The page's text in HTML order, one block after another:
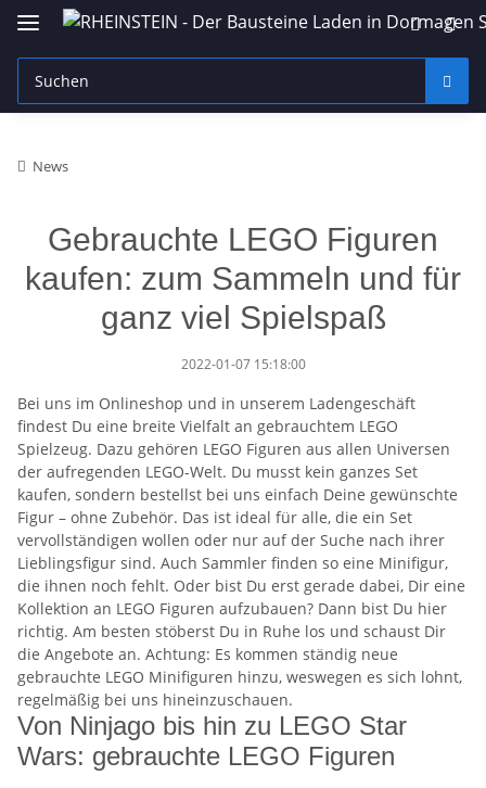
News
Gebrauchte LEGO Figuren
kaufen: zum Sammeln und für
ganz viel Spielspaß
2022-01-07 15:18:00
Bei uns im Onlineshop und in unserem Ladengeschäft
findest Du eine breite Vielfalt an gebrauchtem LEGO
Spielzeug. Dazu gehören LEGO Figuren aus allen Universen
der aufregenden LEGO-Welt. Du musst kein ganzes Set
kaufen, sondern bestellst bei uns einfach Deine gewünschte
Figur – ohne Zubehör. Das ist ideal für alle, die ein Set
vervollständigen wollen oder nur auf der Suche nach ihrer
Lieblingsfigur sind. Auch Sammler finden so eine Minifigur,
die ihnen noch fehlt. Oder bist Du erst gerade dabei, Dir eine
Kollektion an LEGO Figuren aufzubauen? Dann bist Du hier
richtig. Am besten stöberst Du in Ruhe los und schaust Dir
die Angebote an. Achtung: Es kommen ständig neue
gebrauchte LEGO Minifiguren hinzu, weswegen es sich lohnt,
regelmäßig bei uns hineinzuschauen.
Von Ninjago bis hin zu LEGO Star
Wars: gebrauchte LEGO Figuren